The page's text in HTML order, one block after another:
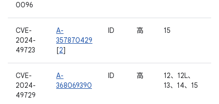
0096
CVE-
2024-
49723
A-
357870429
[2]
ID 高 15
CVE-
2024-
49729
A-
368069390
ID 高
12、12L、
13、14、15